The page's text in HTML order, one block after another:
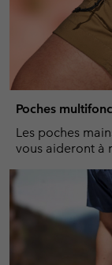
Poches
Les poches
vous aideront à